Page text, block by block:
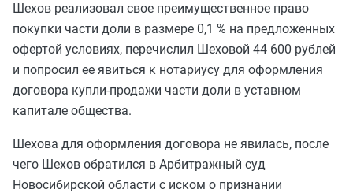
Шехов реализовал свое преимущественное право
покупки части доли в размере 0,1 % на предложенных
офертой условиях, перечислил Шеховой 44 600 рублей
и попросил ее явиться к нотариусу для оформления
договора купли-продажи части доли в уставном
капитале общества.
Шехова для оформления договора не явилась, после
чего Шехов обратился в Арбитражный суд
Новосибирской области с иском о признании